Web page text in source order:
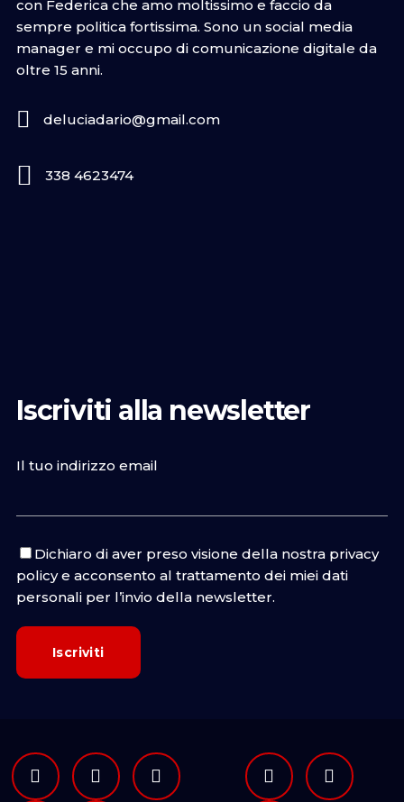
con Federica che amo moltissimo e faccio da
sempre politica fortissima. Sono un social media
manager e mi occupo di comunicazione digitale da
oltre 15 anni.
deluciadario@gmail.com
338 4623474
Iscriviti alla newsletter
Il tuo indirizzo email
Dichiaro di aver preso visione della nostra privacy
policye acconsento al trattamento dei miei dati
personali per l’invio della newsletter.